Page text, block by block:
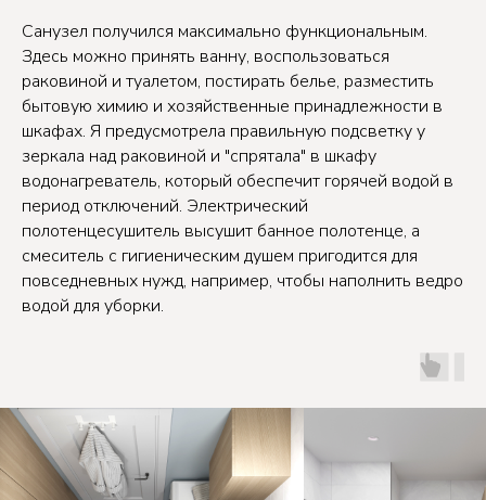
Санузел получился максимально функциональным.
Здесь можно принять ванну, воспользоваться
раковиной и туалетом, постирать белье, разместить
бытовую химию и хозяйственные принадлежности в
шкафах. Я предусмотрела правильную подсветку у
зеркала над раковиной и "спрятала" в шкафу
водонагреватель, который обеспечит горячей водой в
период отключений. Электрический
полотенцесушитель высушит банное полотенце, а
смеситель с гигиеническим душем пригодится для
повседневных нужд, например, чтобы наполнить ведро
водой для уборки.